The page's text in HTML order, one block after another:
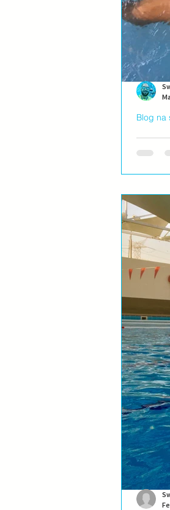
Da,
Blog na